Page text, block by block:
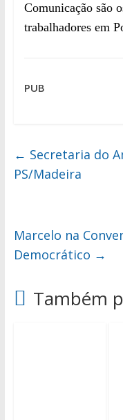
Comunicação são
trabalhadores em
PUB
← Secretaria do
PS/Madeira
Marcelo na
Democrático →
Também